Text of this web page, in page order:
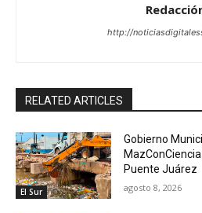
http://
RELATED ARTICLES
El Sur
Gobierno
Puente Juárez
agosto 8, 2026